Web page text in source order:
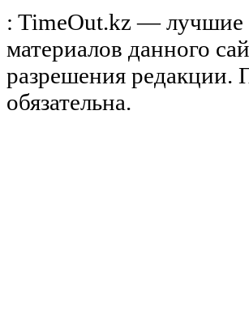
: TimeOut.kz — лучшие
материалов данного
разрешения редакции.
обязательна.